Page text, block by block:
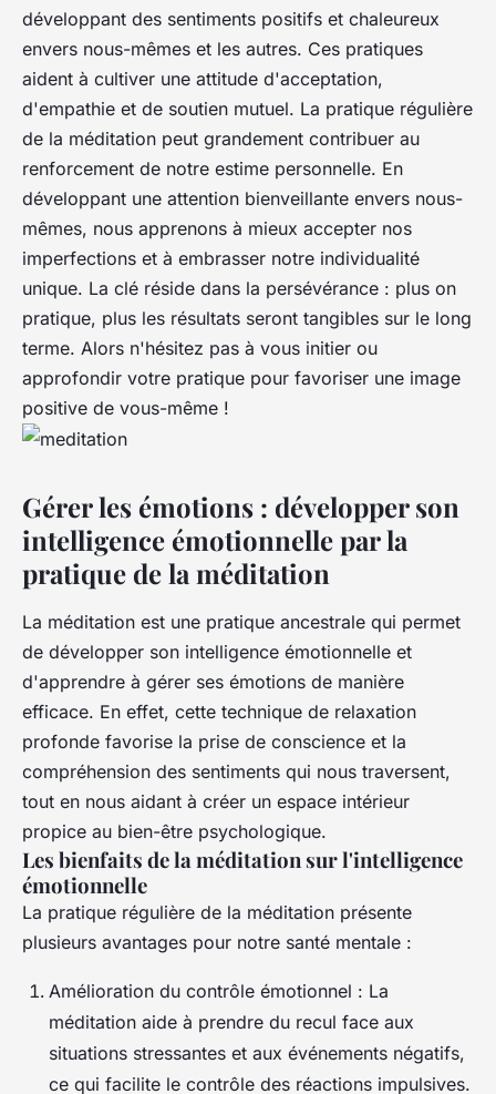
développant des sentiments positifs et chaleureux
envers nous-mêmes et les autres. Ces pratiques
aident à cultiver une attitude d'acceptation,
d'empathie et de soutien mutuel. La pratique régulière
de la méditation peut grandement contribuer au
renforcement de notre estime personnelle. En
développant une attention bienveillante envers nous-
mêmes, nous apprenons à mieux accepter nos
imperfections et à embrasser notre individualité
unique. La clé réside dans la persévérance : plus on
pratique, plus les résultats seront tangibles sur le long
terme. Alors n'hésitez pas à vous initier ou
approfondir votre pratique pour favoriser une image
positive de vous-même !
Gérer les émotions : développer son
intelligence émotionnelle par la
pratique de la méditation
La méditation est une pratique ancestrale qui permet
de développer son intelligence émotionnelle et
d'apprendre à gérer ses émotions de manière
efficace. En effet, cette technique de relaxation
profonde favorise la prise de conscience et la
compréhension des sentiments qui nous traversent,
tout en nous aidant à créer un espace intérieur
propice au bien-être psychologique.
Les bienfaits de la méditation sur l'intelligence
émotionnelle
La pratique régulière de la méditation présente
plusieurs avantages pour notre santé mentale :
Amélioration du contrôle émotionnel : La
méditation aide à prendre du recul face aux
situations stressantes et aux événements négatifs,
ce qui facilite le contrôle des réactions impulsives.